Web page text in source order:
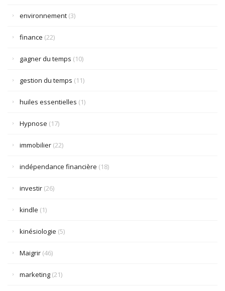
environnement (3)
finance (22)
gagner du temps (10)
gestion du temps (11)
huiles essentielles (1)
Hypnose (17)
immobilier (22)
indépendance financière (18)
investir (26)
kindle (1)
kinésiologie (5)
Maigrir (46)
marketing (21)